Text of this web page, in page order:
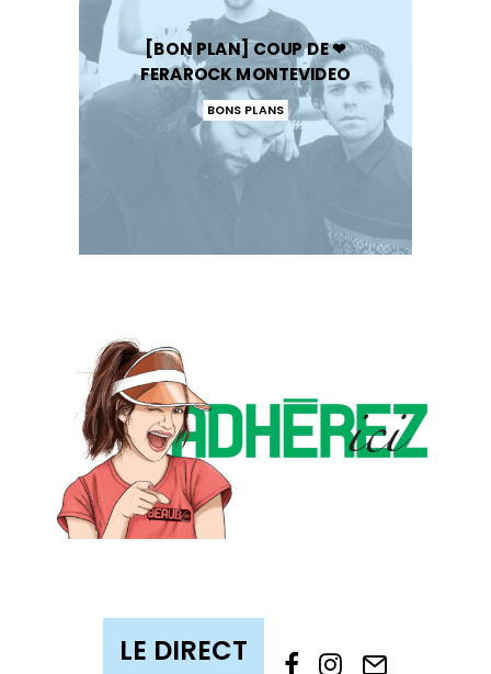
[BON PLAN] COUP DE ❤
FERAROCK MONTEVIDEO
BONS PLANS